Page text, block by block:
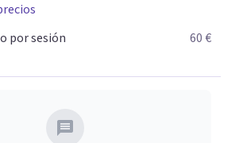
en la 88.8 FM, en el que se abordan
e interés sobre psicología.
por sesión
60 €